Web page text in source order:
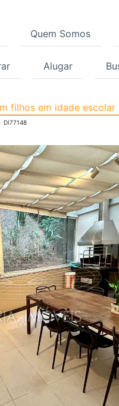
Quem Somos
Alugar
filhos em idade
DI77148